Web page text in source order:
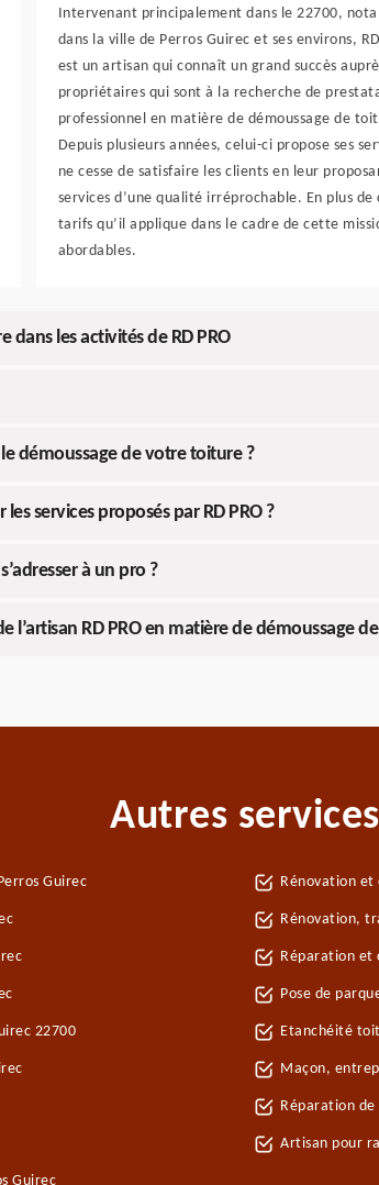
Intervenant principalement dans le 22700,
dans la ville de Perros Guirec et ses environs,
est un artisan qui connaît un grand succès
propriétaires qui sont à la recherche de
professionnel en matière de démoussage de
Depuis plusieurs années, celui-ci propose ses
ne cesse de satisfaire les clients en leur
services d’une qualité irréprochable. En plus de
tarifs qu’il applique dans le cadre de cette
abordables.
les activités de RD PRO
démoussage de votre toiture ?
services proposés par RD PRO ?
à un pro ?
l’artisan RD PRO en matière de démoussage
Autres services
Guirec
22700
Guirec
Rénovation et
Rénovation,
Réparation et
Pose de
Etanchéité
Maçon,
Réparation
Artisan pour